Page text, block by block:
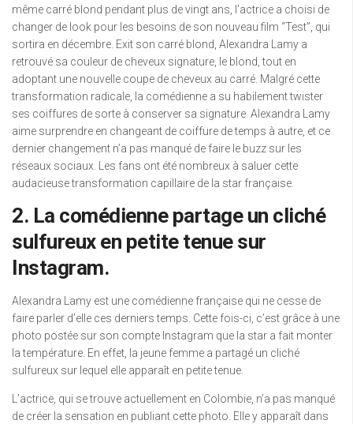
même carré blond pendant plus de vingt ans, l’actrice a choisi de
changer de look pour les besoins de son nouveau film “Test”, qui
sortira en décembre. Exit son carré blond, Alexandra Lamy a
retrouvé sa couleur de cheveux signature, le blond, tout en
adoptant une nouvelle coupe de cheveux au carré. Malgré cette
transformation radicale, la comédienne a su habilement twister
ses coiffures de sorte à conserver sa signature. Alexandra Lamy
aime surprendre en changeant de coiffure de temps à autre, et ce
dernier changement n’a pas manqué de faire le buzz sur les
réseaux sociaux. Les fans ont été nombreux à saluer cette
audacieuse transformation capillaire de la star française.
2. La comédienne partage un cliché
sulfureux en petite tenue sur
Instagram.
Alexandra Lamy est une comédienne française qui ne cesse de
faire parler d’elle ces derniers temps. Cette fois-ci, c’est grâce à une
photo postée sur son compte Instagram que la star a fait monter
la température. En effet, la jeune femme a partagé un cliché
sulfureux sur lequel elle apparaît en petite tenue.
L’actrice, qui se trouve actuellement en Colombie, n’a pas manqué
de créer la sensation en publiant cette photo. Elle y apparaît dans